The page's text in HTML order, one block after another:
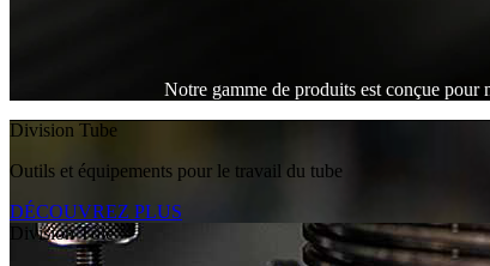
Notre gamme de produits est conçue pour
Division Tube
Outils et équipements pour le travail du tube
DÉCOUVREZ PLUS
Division Tôle